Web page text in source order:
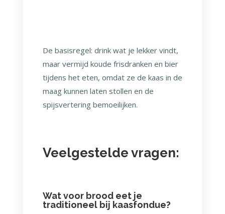
De basisregel: drink wat je lekker vindt,
maar vermijd koude frisdranken en bier
tijdens het eten, omdat ze de kaas in de
maag kunnen laten stollen en de
spijsvertering bemoeilijken.
Veelgestelde vragen:
Wat voor brood eet je
traditioneel bij kaasfondue?